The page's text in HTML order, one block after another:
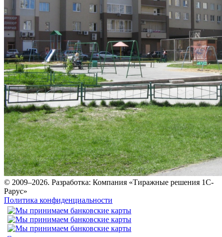
© 2009–2026. Разработка: Компания «Тиражные решения 1С-
Рарус»
Политика конфиденциальности